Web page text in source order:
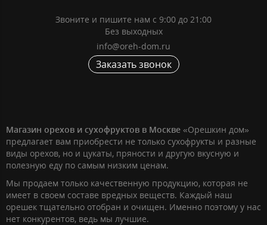
Звоните и пишите нам с 9:00 до 21:00
Без выходных
info@oreh-dom.ru
Заказать звонок
Магазин орехов и сухофруктов в Москве «Орешкин дом»
предлагает вам приобрести не только сухофрукты и разные
виды орехов, но и цукаты, пряности и другую вкусную и
полезную еду по самым низким ценам.
Мы продаем только качественную продукцию, которая не
имеет в своем составе вредных веществ. Каждый наш
орешек тщательно отобран и очищен. Именно поэтому у нас
нет конкурентов, ведь мы лучшие.